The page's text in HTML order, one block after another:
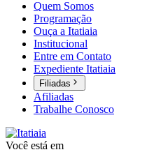
Quem Somos
Programação
Ouça a Itatiaia
Institucional
Entre em Contato
Expediente Itatiaia
Filiadas
Afiliadas
Trabalhe Conosco
Você está em